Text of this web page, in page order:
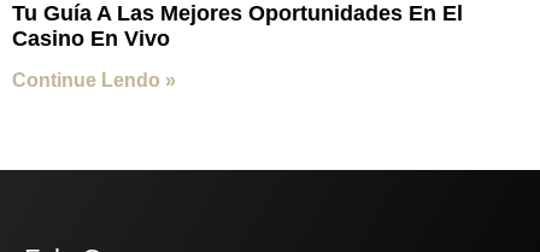
Tu Guía A Las Mejores Oportunidades En El
Casino En Vivo
Continue Lendo »